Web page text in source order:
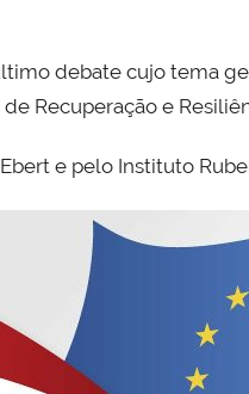
debate cujo tema
Recuperação e
e pelo Instituto